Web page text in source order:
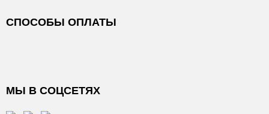
СПОСОБЫ ОПЛАТЫ
МЫ В СОЦСЕТЯХ